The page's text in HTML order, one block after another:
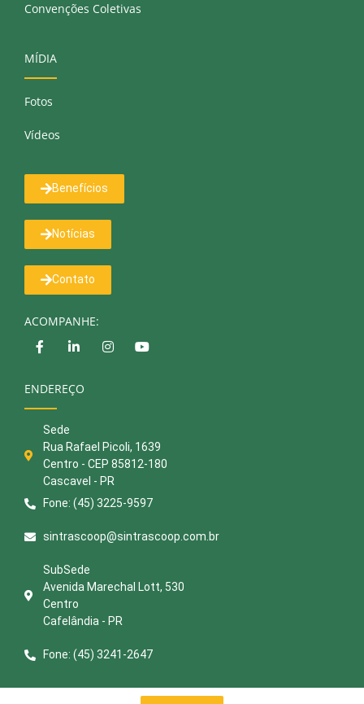
Convenções Coletivas
MÍDIA
Fotos
Vídeos
Benefícios
Notícias
Contato
ACOMPANHE:
ENDEREÇO
Sede
Rua Rafael Picoli, 1639
Centro - CEP 85812-180
Cascavel - PR
Fone: (45) 3225-9597
sintrascoop@sintrascoop.com.br
SubSede
Avenida Marechal Lott, 530
Centro
Cafelândia - PR
Fone: (45) 3241-2647